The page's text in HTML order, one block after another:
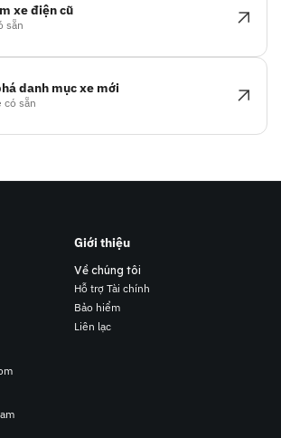
xe điện cũ
sẵn
danh mục xe mới
có sẵn
Giới thiệu
Về chúng tôi
Hỗ trợ Tài chính
Bảo hiểm
Liên lạc